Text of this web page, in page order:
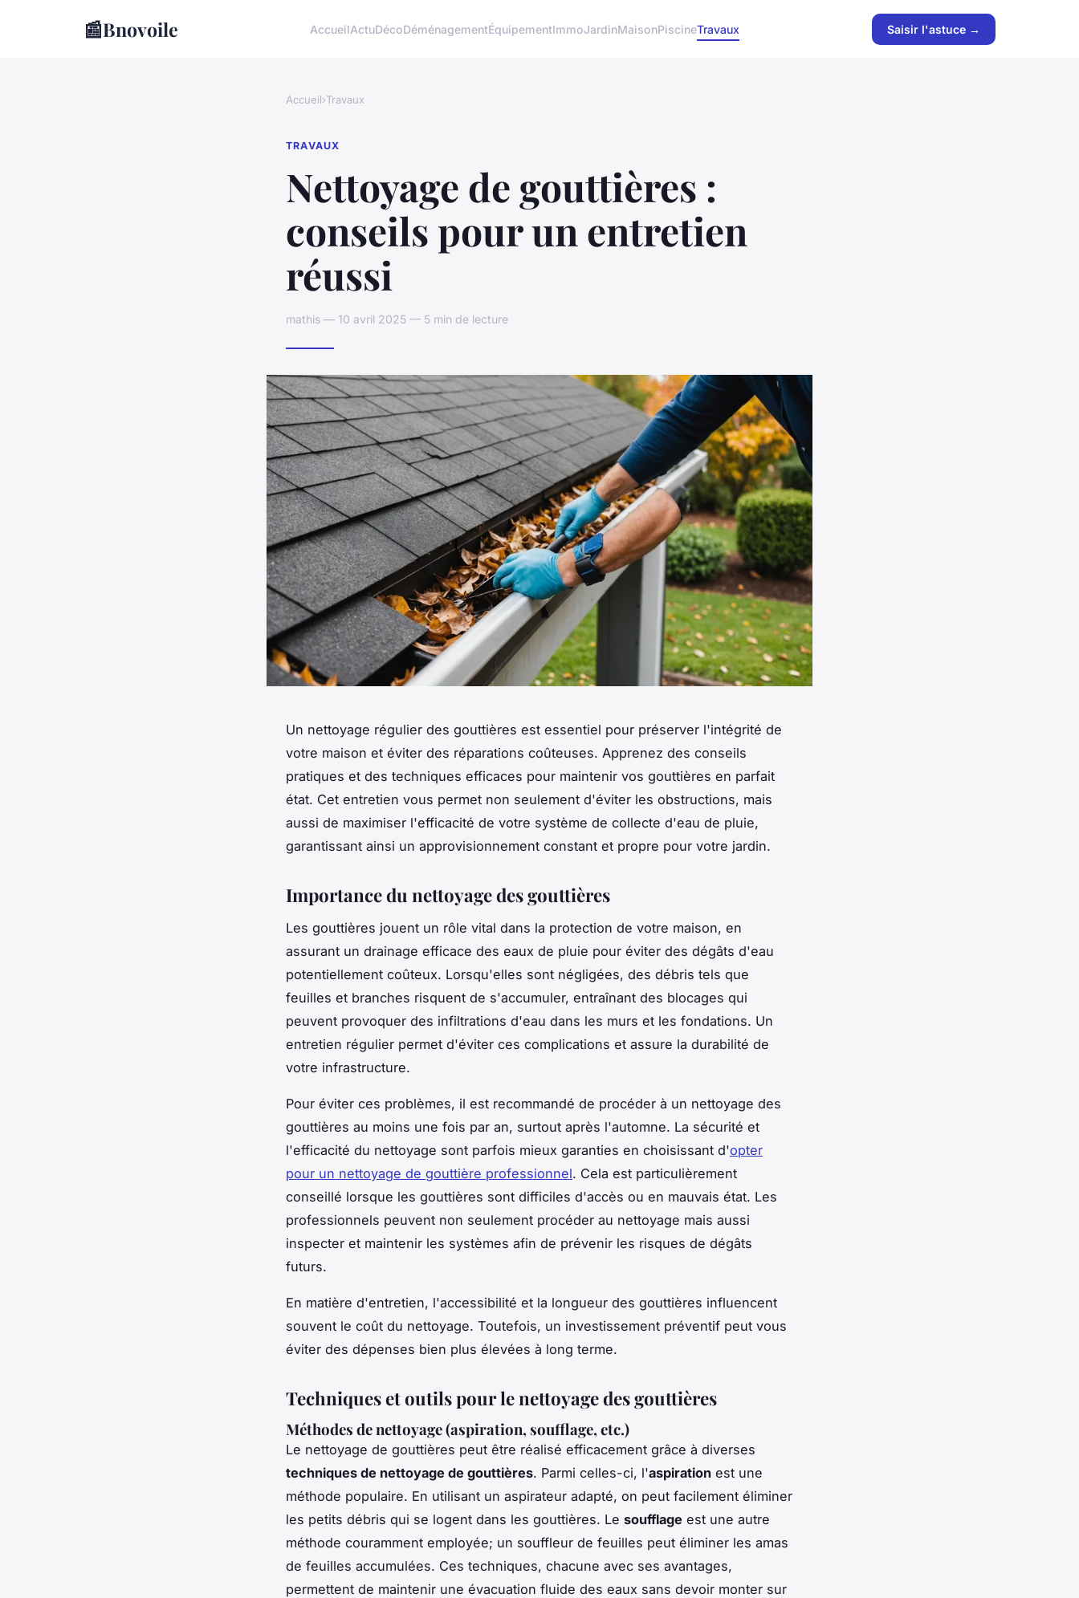
📰Bnovoile AccueilActuDécoDéménagementÉquipementImmoJardinMaisonPiscineTravaux Saisir l'astuce →
Accueil›Travaux
TRAVAUX
Nettoyage de gouttières :
conseils pour un entretien
réussi
mathis — 10 avril 2025 — 5 min de lecture
Un nettoyage régulier des gouttières est essentiel pour préserver l'intégrité de
votre maison et éviter des réparations coûteuses. Apprenez des conseils
pratiques et des techniques efficaces pour maintenir vos gouttières en parfait
état. Cet entretien vous permet non seulement d'éviter les obstructions, mais
aussi de maximiser l'efficacité de votre système de collecte d'eau de pluie,
garantissant ainsi un approvisionnement constant et propre pour votre jardin.
Importance du nettoyage des gouttières
Les gouttières jouent un rôle vital dans la protection de votre maison, en
assurant un drainage efficace des eaux de pluie pour éviter des dégâts d'eau
potentiellement coûteux. Lorsqu'elles sont négligées, des débris tels que
feuilles et branches risquent de s'accumuler, entraînant des blocages qui
peuvent provoquer des infiltrations d'eau dans les murs et les fondations. Un
entretien régulier permet d'éviter ces complications et assure la durabilité de
votre infrastructure.
Pour éviter ces problèmes, il est recommandé de procéder à un nettoyage des
gouttières au moins une fois par an, surtout après l'automne. La sécurité et
l'efficacité du nettoyage sont parfois mieux garanties en choisissant d'opter
pour un nettoyage de gouttière professionnel. Cela est particulièrement
conseillé lorsque les gouttières sont difficiles d'accès ou en mauvais état. Les
professionnels peuvent non seulement procéder au nettoyage mais aussi
inspecter et maintenir les systèmes afin de prévenir les risques de dégâts
futurs.
En matière d'entretien, l'accessibilité et la longueur des gouttières influencent
souvent le coût du nettoyage. Toutefois, un investissement préventif peut vous
éviter des dépenses bien plus élevées à long terme.
Techniques et outils pour le nettoyage des gouttières
Méthodes de nettoyage (aspiration, soufflage, etc.)
Le nettoyage de gouttières peut être réalisé efficacement grâce à diverses
techniques de nettoyage de gouttières. Parmi celles-ci, l'aspiration est une
méthode populaire. En utilisant un aspirateur adapté, on peut facilement éliminer
les petits débris qui se logent dans les gouttières. Le soufflage est une autre
méthode couramment employée; un souffleur de feuilles peut éliminer les amas
de feuilles accumulées. Ces techniques, chacune avec ses avantages,
permettent de maintenir une évacuation fluide des eaux sans devoir monter sur